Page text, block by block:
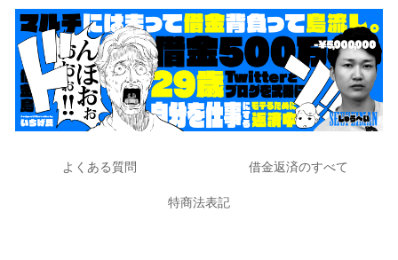
よくある質問 借金返済のすべて
特商法表記